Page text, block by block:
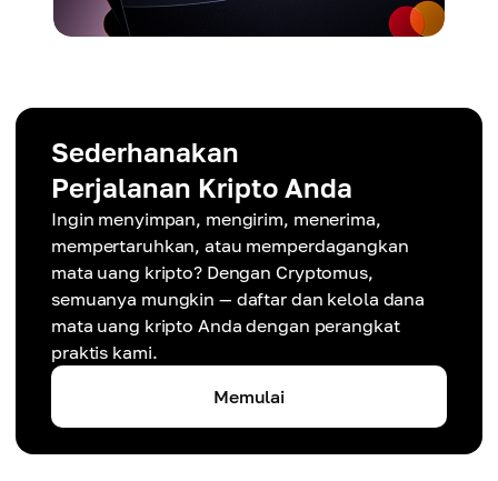
Sederhanakan
Perjalanan Kripto Anda
Ingin menyimpan, mengirim, menerima,
mempertaruhkan, atau memperdagangkan
mata uang kripto? Dengan Cryptomus,
semuanya mungkin — daftar dan kelola dana
mata uang kripto Anda dengan perangkat
praktis kami.
Memulai